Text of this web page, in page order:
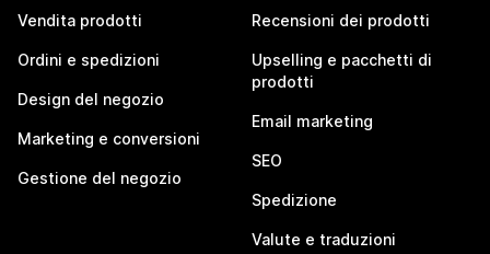
Vendita prodotti
Ordini e spedizioni
Design del negozio
Marketing e conversioni
Gestione del negozio
Recensioni dei prodotti
Upselling e pacchetti di
prodotti
Email marketing
SEO
Spedizione
Valute e traduzioni